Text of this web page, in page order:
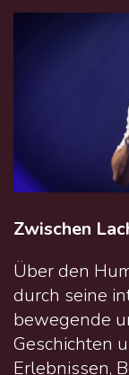
Zwischen
Über den
durch seine
bewegende
Geschichten
Erlebnissen,